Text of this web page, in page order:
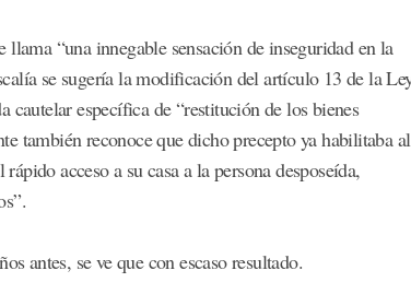
“una innegable sensación de inseguridad en la
se sugería la modificación del artículo 13 de la
específica de “restitución de los bienes
también reconoce que dicho precepto ya habilitaba al
acceso a su casa a la persona desposeída,
antes, se ve que con escaso resultado.